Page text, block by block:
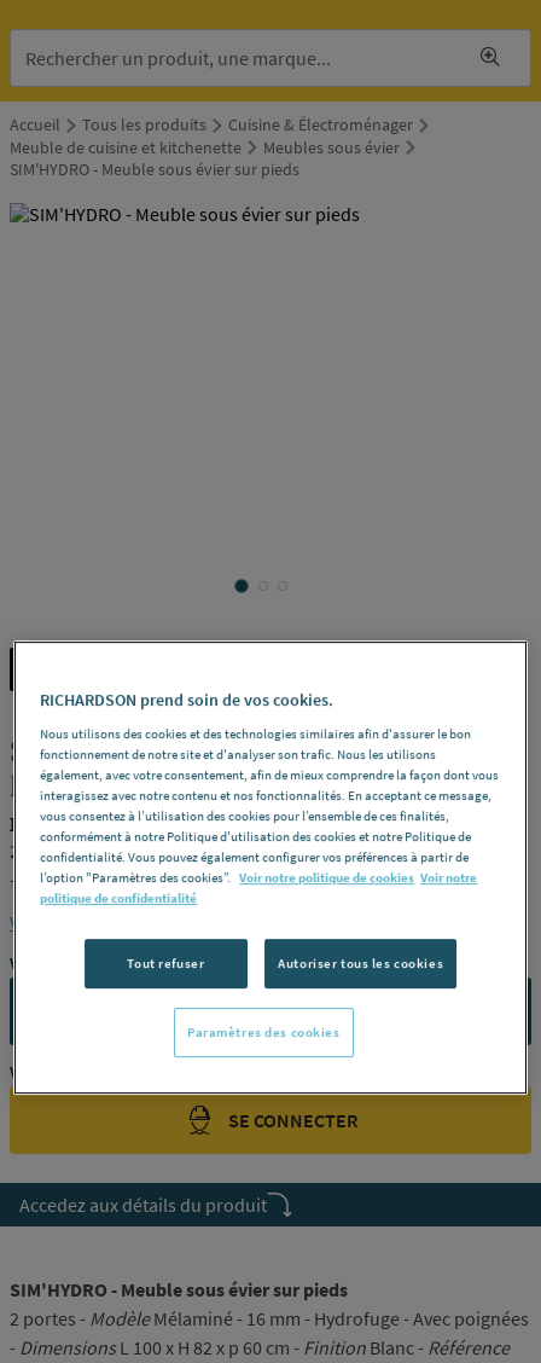
Accueil Tous les produits
Cuisine & Électroménager
Meuble de cuisine et kitchenette
Meubles sous évier
SIM'HYDRO - Meuble sous évier sur pieds
SIM'HYDRO - Meuble sous évier sur
pieds
NEOVA S12N42100H
2 portes -ModèleMélaminé - 16 mm - Hydrofuge - Avec poignées
-
DimensionsL 100 x H 82 x p 60 cm -FinitionBlanc -Référence
S12N42100H
Voir la description complète
Vous avez un projet ?
CONTACTEZ-NOUS
Vous êtes un professionnel ?
SE CONNECTER
Accedez aux détails du produit
SIM'HYDRO - Meuble sous évier sur pieds
2 portes - ModèleMélaminé - 16 mm - Hydrofuge - Avec poignées
- Dimensions L 100 x H 82 x p 60 cm - Finition Blanc - Référence
RICHARDSON prend soin de vos cookies.
Nous utilisons des cookies et des technologies similaires afin d'assurer le bon
fonctionnement de notre site et d'analyser son trafic. Nous les utilisons
également, avec votre consentement, afin de mieux comprendre la façon dont vous
interagissez avec notre contenu et nos fonctionnalités. En acceptant ce message,
vous consentez à l’utilisation des cookies pour l’ensemble de ces finalités,
conformément à notre Politique d'utilisation des cookies et notre Politique de
confidentialité. Vous pouvez également configurer vos préférences à partir de
l’option "Paramètres des cookies”.
Voir notre politique de cookies Voir notre
politique de confidentialité
Tout refuser Autoriser tous les cookies
Paramètres des cookies